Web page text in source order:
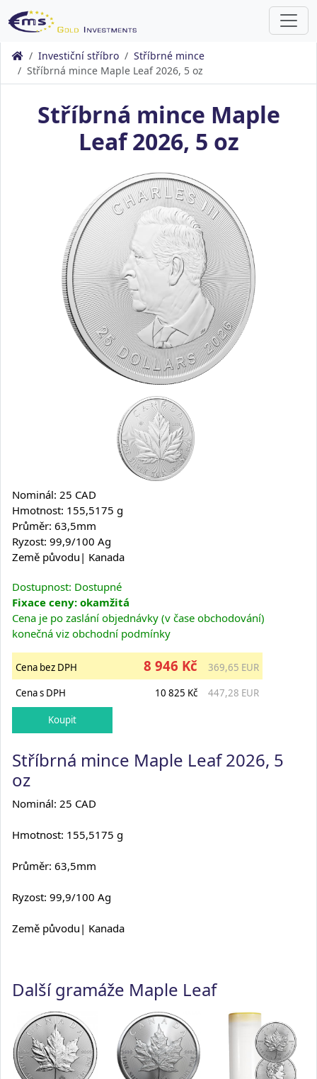
Investiční stříbro
Stříbrné mince
Stříbrná mince Maple Leaf 2026, 5 oz
Stříbrná mince Maple
Leaf 2026, 5 oz
Nominál: 25 CAD
Hmotnost: 155,5175 g
Průměr: 63,5mm
Ryzost: 99,9/100 Ag
Země původu| Kanada
Dostupnost: Dostupné
Fixace ceny: okamžitá
Cena je po zaslání objednávky (v čase obchodování)
konečná viz obchodní podmínky
Cena bez DPH 8 946 Kč
369,65 EUR
Cena s DPH
10 825 Kč 447,28 EUR
Stříbrná mince Maple Leaf 2026, 5
oz
Nominál: 25 CAD
Hmotnost: 155,5175 g
Průměr: 63,5mm
Ryzost: 99,9/100 Ag
Země původu| Kanada
Další gramáže Maple Leaf